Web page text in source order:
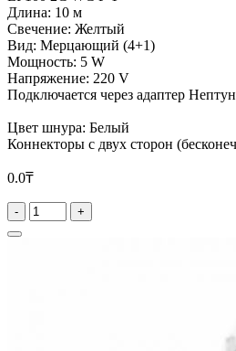
Длина: 10 м
Свечение: Желтый
Вид: Мерцающий (4+1)
Мощность: 5 W
Напряжение: 220 V
Подключается через адаптер Нептун
Цвет шнура: Белый
Коннекторы с двух сторон
0.0₸
- +